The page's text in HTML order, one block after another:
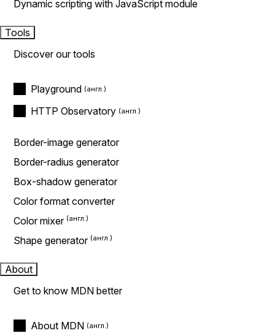
Dynamic scripting with JavaScript module
Tools
Discover our tools
Playground
HTTP Observatory
Border-image generator
Border-radius generator
Box-shadow generator
Color format converter
Color mixer
Shape generator
About
Get to know MDN better
About MDN